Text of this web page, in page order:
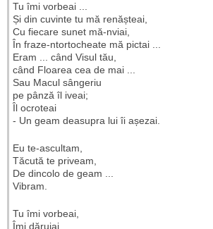
Tu îmi vorbeai ...
Și din cuvinte tu mă renășteai,
Cu fiecare sunet mă-nviai,
În fraze-ntortocheate mă pictai ...
Eram ... când Visul tău,
când Floarea cea de mai ...
Sau Macul sângeriu
pe pânză îl iveai;
Îl ocroteai
- Un geam deasupra lui îi așezai.
Eu te-ascultam,
Tăcută te priveam,
De dincolo de geam ...
Vibram.
Tu îmi vorbeai,
Îmi dăruiai